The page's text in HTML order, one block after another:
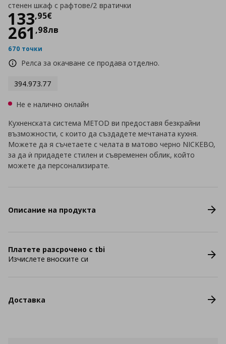
стенен шкаф с рафтове/2 вратички
133,95€
Цена
261 ,98лв
670 точки
Релса за окачване се продава отделно.
394.973.77
Не е налично онлайн
Кухненската система METOD ви предоставя безкрайни
възможности, с които да създадете мечтаната кухня.
Можете да я съчетаете с челата в матово черно NICKEBO,
за да ѝ придадете стилен и съвременен облик, който
можете да персонализирате.
Описание на продукта
Платете разсрочено с tbi
Изчислете вноските си
Доставка